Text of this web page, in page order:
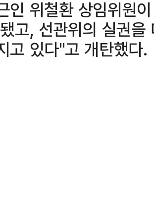
인 위철환 상임위원
고, 선관위의 실권
고 있다"고 개탄했다.